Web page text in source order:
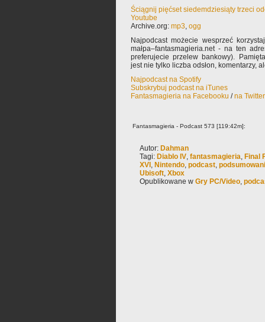
Ściągnij pięćset siedemdziesiąty trzeci
Youtube
Archive.org: mp3, ogg
Najpodcast możecie wesprzeć
małpa–fantasmagieria.net - na ten
preferujecie przelew bankowy).
jest nie tylko liczba odsłon, komentarzy,
Najpodcast na Spotify
Subskrybuj podcast na iTunes
Fantasmagieria na Facebooku /na
Fantasmagieria - Podcast 573 [119:42m]:
Autor: Dahman
Tagi: Diablo IV, fantasmagieria, Final
XVI , Nintendo, podcast,
Ubisoft, Xbox
Opublikowane w Gry PC/Video,